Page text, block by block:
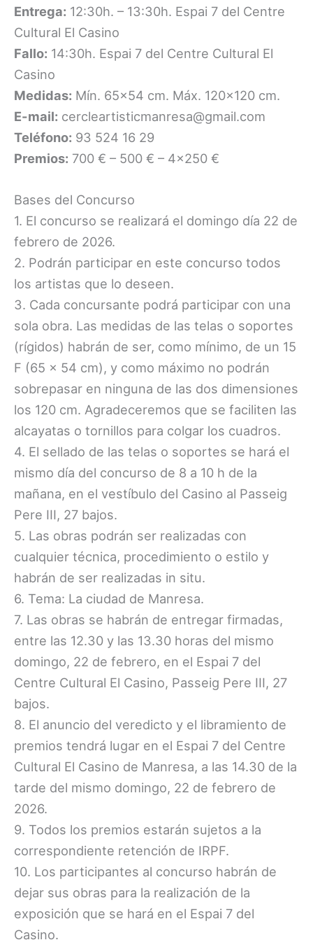
Entrega: 12:30h. – 13:30h. Espai 7 del Centre
Cultural El Casino
Fallo: 14:30h. Espai 7 del Centre Cultural El
Casino
Medidas: Mín. 65×54 cm. Máx. 120×120 cm.
E-mail: cercleartisticmanresa@gmail.com
Teléfono: 93 524 16 29
Premios: 700 € – 500 € – 4×250 €
Bases del Concurso
1. El concurso se realizará el domingo día 22 de
febrero de 2026.
2. Podrán participar en este concurso todos
los artistas que lo deseen.
3. Cada concursante podrá participar con una
sola obra. Las medidas de las telas o soportes
(rígidos) habrán de ser, como mínimo, de un 15
F (65 x 54 cm), y como máximo no podrán
sobrepasar en ninguna de las dos dimensiones
los 120 cm. Agradeceremos que se faciliten las
alcayatas o tornillos para colgar los cuadros.
4. El sellado de las telas o soportes se hará el
mismo día del concurso de 8 a 10 h de la
mañana, en el vestíbulo del Casino al Passeig
Pere III, 27 bajos.
5. Las obras podrán ser realizadas con
cualquier técnica, procedimiento o estilo y
habrán de ser realizadas in situ.
6. Tema: La ciudad de Manresa.
7. Las obras se habrán de entregar firmadas,
entre las 12.30 y las 13.30 horas del mismo
domingo, 22 de febrero, en el Espai 7 del
Centre Cultural El Casino, Passeig Pere III, 27
bajos.
8. El anuncio del veredicto y el libramiento de
premios tendrá lugar en el Espai 7 del Centre
Cultural El Casino de Manresa, a las 14.30 de la
tarde del mismo domingo, 22 de febrero de
2026.
9. Todos los premios estarán sujetos a la
correspondiente retención de IRPF.
10. Los participantes al concurso habrán de
dejar sus obras para la realización de la
exposición que se hará en el Espai 7 del
Casino.